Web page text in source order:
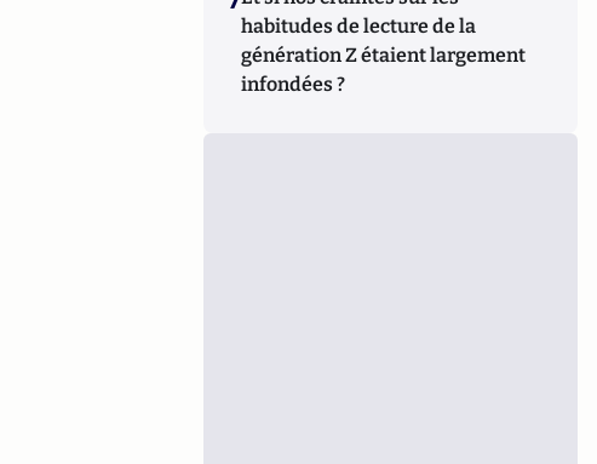
habitudes de lecture de la
génération Z étaient largement
infondées ?